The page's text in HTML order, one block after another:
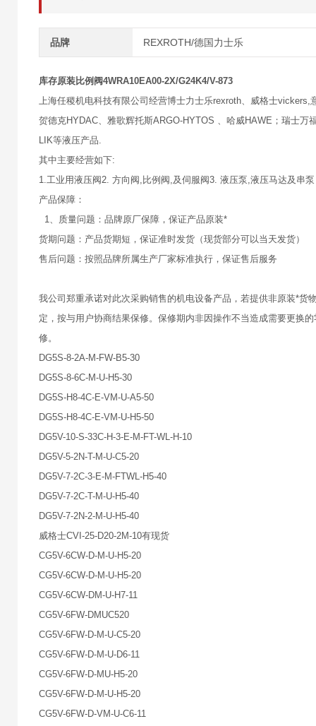
品牌 REXROTH/德国力士乐
库存原装比例阀4WRA10EA00-2X/G24K4/V-873
上海任稷机电科技有限公司经营博士力士乐rexroth、威格士
贺德克HYDAC、雅歌辉托斯ARGO-HYTOS 、哈威HAWE；瑞士
LIK等液压产品.
其中主要经营如下:
1.工业用液压阀2. 方向阀,比例阀,及伺服阀3. 液压泵,液压马达及串
产品保障：
1、质量问题：品牌原厂保障，保证产品原装*
货期问题：产品货期短，保证准时发货（现货部分可以当天发货）
售后问题：按照品牌所属生产厂家标准执行，保证售后服务
我公司郑重承诺对此次采购销售的机电设备产品，若提供非原装*
定，按与用户协商结果保修。保修期内非因操作不当造成需要更换
修。
DG5S-8-2A-M-FW-B5-30
DG5S-8-6C-M-U-H5-30
DG5S-H8-4C-E-VM-U-A5-50
DG5S-H8-4C-E-VM-U-H5-50
DG5V-10-S-33C-H-3-E-M-FT-WL-H-10
DG5V-5-2N-T-M-U-C5-20
DG5V-7-2C-3-E-M-FTWL-H5-40
DG5V-7-2C-T-M-U-H5-40
DG5V-7-2N-2-M-U-H5-40
威格士CVI-25-D20-2M-10有现货
CG5V-6CW-D-M-U-H5-20
CG5V-6CW-D-M-U-H5-20
CG5V-6CW-DM-U-H7-11
CG5V-6FW-DMUC520
CG5V-6FW-D-M-U-C5-20
CG5V-6FW-D-M-U-D6-11
CG5V-6FW-D-MU-H5-20
CG5V-6FW-D-M-U-H5-20
CG5V-6FW-D-VM-U-C6-11